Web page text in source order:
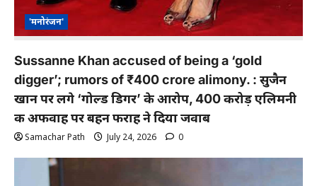
'मनोरंजन'
Sussanne Khan accused of being a ‘gold
digger’; rumors of ₹400 crore alimony. : सुजैन
खान पर लगे ‘गोल्ड डिगर’ के आरोप, 400 करोड़ एलिमनी
की अफवाह पर बहन फराह ने दिया जवाब
Samachar Path July 24, 2026 0